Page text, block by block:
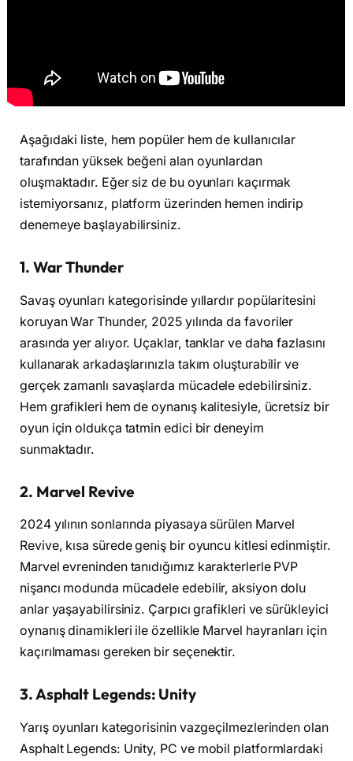
Aşağıdaki liste, hem popüler hem de kullanıcılar
tarafından yüksek beğeni alan oyunlardan
oluşmaktadır. Eğer siz de bu oyunları kaçırmak
istemiyorsanız, platform üzerinden hemen indirip
denemeye başlayabilirsiniz.
1. War Thunder
Savaş oyunları kategorisinde yıllardır popülaritesini
koruyan War Thunder, 2025 yılında da favoriler
arasında yer alıyor. Uçaklar, tanklar ve daha fazlasını
kullanarak arkadaşlarınızla takım oluşturabilir ve
gerçek zamanlı savaşlarda mücadele edebilirsiniz.
Hem grafikleri hem de oynanış kalitesiyle, ücretsiz bir
oyun için oldukça tatmin edici bir deneyim
sunmaktadır.
2. Marvel Revive
2024 yılının sonlarında piyasaya sürülen Marvel
Revive, kısa sürede geniş bir oyuncu kitlesi edinmiştir.
Marvel evreninden tanıdığımız karakterlerle PVP
nişancı modunda mücadele edebilir, aksiyon dolu
anlar yaşayabilirsiniz. Çarpıcı grafikleri ve sürükleyici
oynanış dinamikleri ile özellikle Marvel hayranları için
kaçırılmaması gereken bir seçenektir.
3. Asphalt Legends: Unity
Yarış oyunları kategorisinin vazgeçilmezlerinden olan
Asphalt Legends: Unity, PC ve mobil platformlardaki